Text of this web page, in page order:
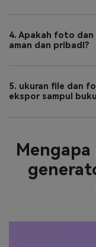
4. Apakah foto dan
aman dan pribadi?
5. ukuran file dan
ekspor sampul